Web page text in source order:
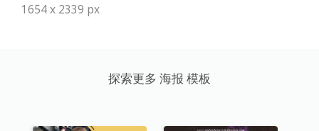
1654 x 2339 px
探索更多 海报 模板